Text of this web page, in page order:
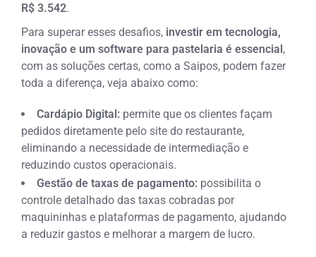
R$ 3.542.
Para superar esses desafios, investir em tecnologia,
inovação e um software para pastelaria é essencial,
com as soluções certas, como a Saipos, podem fazer
toda a diferença, veja abaixo como:
Cardápio Digital: permite que os clientes façam
pedidos diretamente pelo site do restaurante,
eliminando a necessidade de intermediação e
reduzindo custos operacionais.
Gestão de taxas de pagamento: possibilita o
controle detalhado das taxas cobradas por
maquininhas e plataformas de pagamento, ajudando
a reduzir gastos e melhorar a margem de lucro.